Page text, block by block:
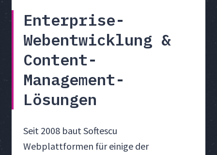
Enterprise-
Webentwicklung &
Content-
Management-
Lösungen
Seit 2008 baut Softescu
Webplattformen für einige der